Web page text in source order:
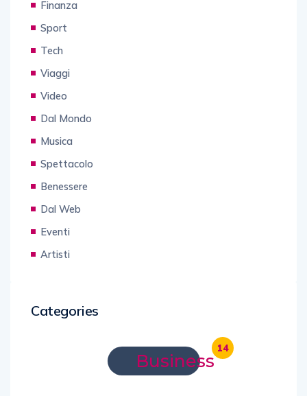
Finanza
Sport
Tech
Viaggi
Video
Dal Mondo
Musica
Spettacolo
Benessere
Dal Web
Eventi
Artisti
Categories
Business
14